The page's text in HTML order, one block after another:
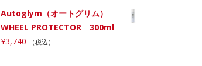
Autoglym（オートグリム）
WHEEL PROTECTOR 300ml
¥3,740 （税込）